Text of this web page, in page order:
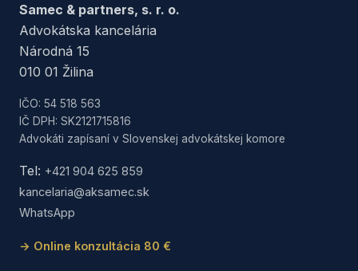
Samec & partners, s. r. o.
Advokátska kancelária
Národná 15
010 01 Žilina
IČO: 54 518 563
IČ DPH: SK2121715816
Advokáti zapísaní v Slovenskej advokátskej komore
Tel: +421 904 625 859
kancelaria@aksamec.sk
WhatsApp
→ Online konzultácia 80 €